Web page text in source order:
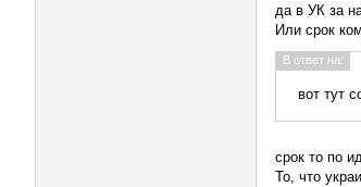
да в УК за
Или срок
В ответ на:
вот тут
срок то по
То, что